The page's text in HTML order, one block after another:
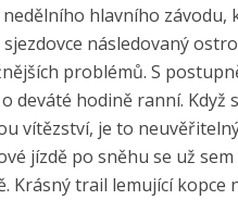
hlavního závodu,
následovaný
problémů. S
hodině ranní. Když
vítězství, je to
jízdě po sněhu se už
trail lemující kopce